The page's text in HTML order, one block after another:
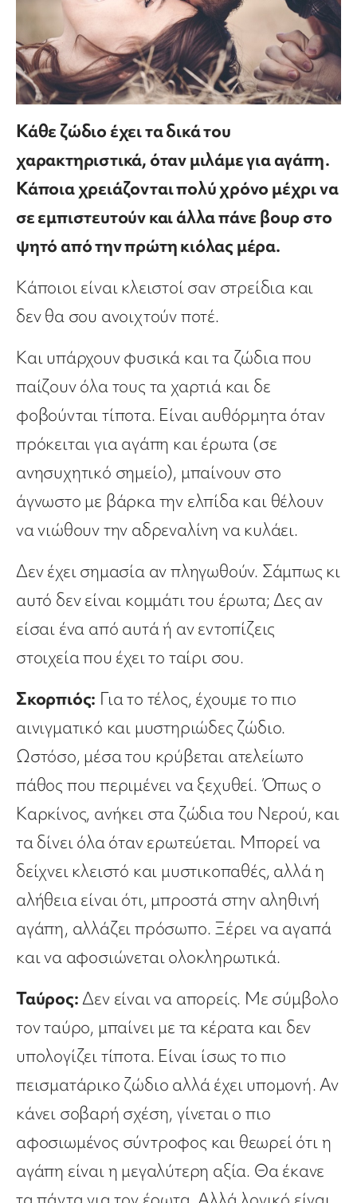
Κάθε ζώδιο έχει τα δικά του
χαρακτηριστικά, όταν μιλάμε για αγάπη.
Κάποια χρειάζονται πολύ χρόνο μέχρι να
σε εμπιστευτούν και άλλα πάνε βουρ στο
ψητό από την πρώτη κιόλας μέρα.
Κάποιοι είναι κλειστοί σαν στρείδια και
δεν θα σου ανοιχτούν ποτέ.
Και υπάρχουν φυσικά και τα ζώδια που
παίζουν όλα τους τα χαρτιά και δε
φοβούνται τίποτα. Είναι αυθόρμητα όταν
πρόκειται για αγάπη και έρωτα (σε
ανησυχητικό σημείο), μπαίνουν στο
άγνωστο με βάρκα την ελπίδα και θέλουν
να νιώθουν την αδρεναλίνη να κυλάει.
Δεν έχει σημασία αν πληγωθούν. Σάμπως κι
αυτό δεν είναι κομμάτι του έρωτα; Δες αν
είσαι ένα από αυτά ή αν εντοπίζεις
στοιχεία που έχει το ταίρι σου.
Σκορπιός: Για το τέλος, έχουμε το πιο
αινιγματικό και μυστηριώδες ζώδιο.
Ωστόσο, μέσα του κρύβεται ατελείωτο
πάθος που περιμένει να ξεχυθεί. Όπως ο
Καρκίνος, ανήκει στα ζώδια του Νερού, και
τα δίνει όλα όταν ερωτεύεται. Μπορεί να
δείχνει κλειστό και μυστικοπαθές, αλλά η
αλήθεια είναι ότι, μπροστά στην αληθινή
αγάπη, αλλάζει πρόσωπο. Ξέρει να αγαπά
και να αφοσιώνεται ολοκληρωτικά.
Ταύρος:Δεν είναι να απορείς. Με σύμβολο
τον ταύρο, μπαίνει με τα κέρατα και δεν
υπολογίζει τίποτα. Είναι ίσως το πιο
πεισματάρικο ζώδιο αλλά έχει υπομονή. Αν
κάνει σοβαρή σχέση, γίνεται ο πιο
αφοσιωμένος σύντροφος και θεωρεί ότι η
αγάπη είναι η μεγαλύτερη αξία. Θα έκανε